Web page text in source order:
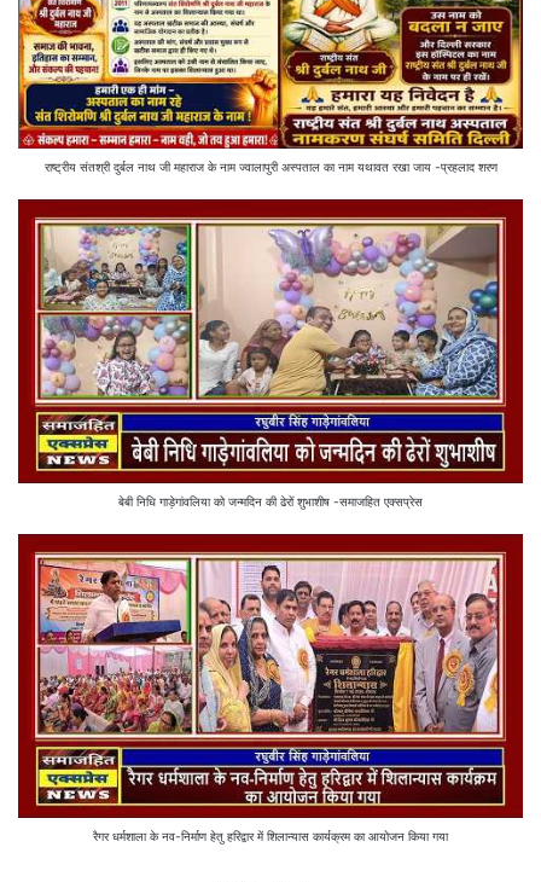
राष्ट्रीय संतश्री दुर्बल नाथ जी महाराज के नाम ज्वालापुरी अस्पताल का नाम यथावत रखा जाय -प्रहलाद शरण
बेबी निधि गाड़ेगांवलिया को जन्मदिन की ढेरों शुभाशीष -समाजहित एक्सप्रेस
रैगर धर्मशाला के नव-निर्माण हेतु हरिद्वार में शिलान्यास कार्यक्रम का आयोजन किया गया